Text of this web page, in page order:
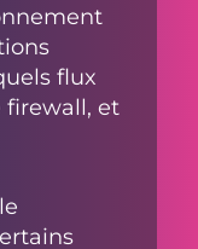
flux
firewall, et